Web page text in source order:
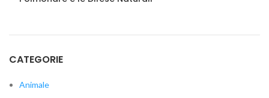
CATEGORIE
Animale